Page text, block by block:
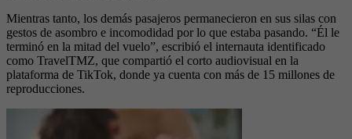
Mientras tanto, los demás pasajeros permanecieron en sus silas con
gestos de asombro e incomodidad por lo que estaba pasando. “Él le
terminó en la mitad del vuelo”, escribió el internauta identificado
como TravelTMZ, que compartió el corto audiovisual en la
plataforma de TikTok, donde ya cuenta con más de 15 millones de
reproducciones.